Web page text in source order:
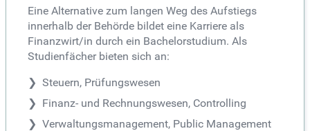
Eine Alternative zum langen Weg des Aufstiegs
innerhalb der Behörde bildet eine Karriere als
Finanzwirt/in durch ein Bachelorstudium. Als
Studienfächer bieten sich an:
Steuern, Prüfungswesen
Finanz- und Rechnungswesen, Controlling
Verwaltungsmanagement, Public Management